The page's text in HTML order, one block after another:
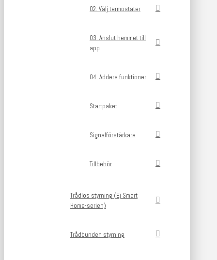
02. Välj termostater
03. Anslut hemmet till
app
04. Addera funktioner
Startpaket
Signalförstärkare
Tillbehör
Trådlös styrning (Ej Smart
Home-serien)
Trådbunden styrning